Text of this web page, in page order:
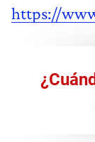
https://